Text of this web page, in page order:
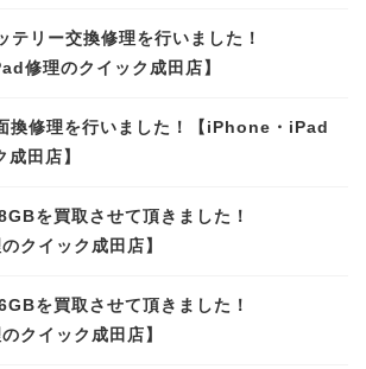
リー交換修理を行いました！
修理のクイック成田店】
修理を行いました！【iPhone・iPad
田店】
を買取させて頂きました！
クイック成田店】
を買取させて頂きました！
クイック成田店】